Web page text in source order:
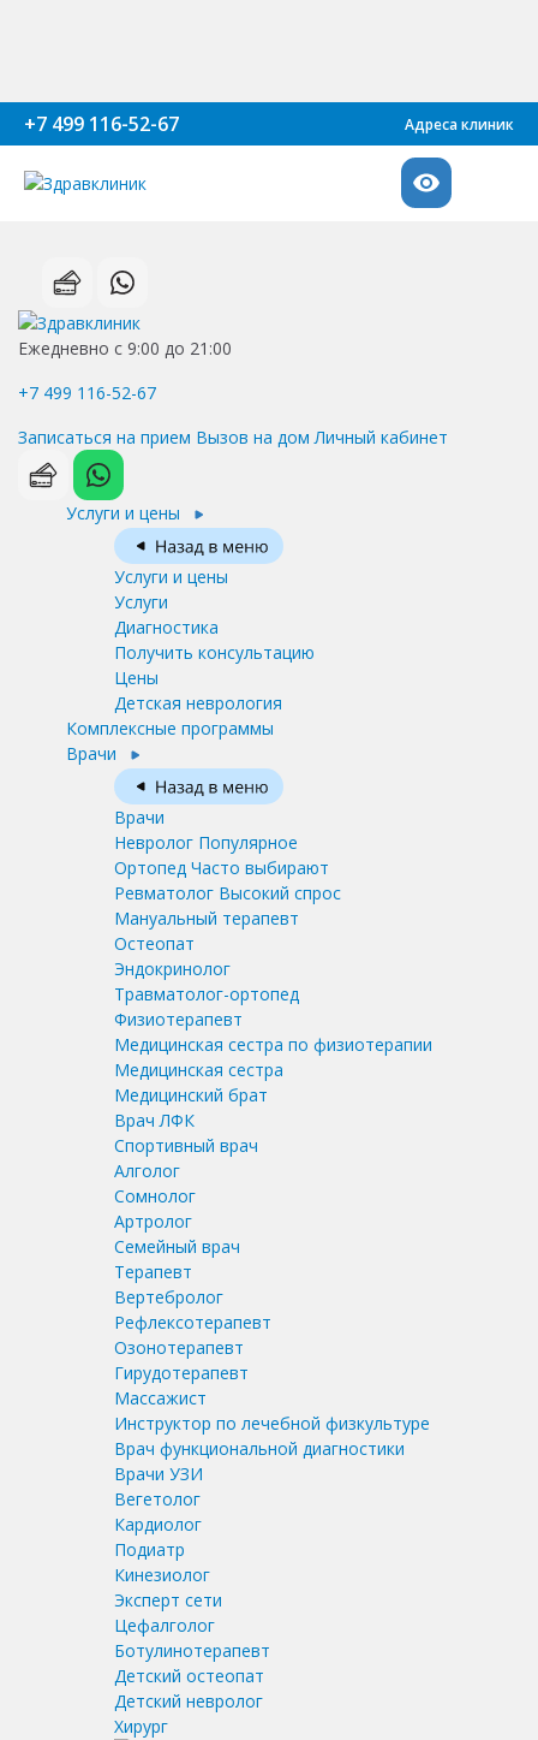
+7 499 116-52-67 Адреса клиник
Ежедневно с 9:00 до 21:00
+7 499 116-52-67
Записаться на прием Вызов на дом Личный кабинет
Услуги и цены
Услуги и цены
Услуги
Диагностика
Получить консультацию
Цены
Детская неврология
Комплексные программы
Врачи
Врачи
Невролог Популярное
Ортопед Часто выбирают
Ревматолог Высокий спрос
Мануальный терапевт
Остеопат
Эндокринолог
Травматолог-ортопед
Физиотерапевт
Медицинская сестра по физиотерапии
Медицинская сестра
Медицинский брат
Врач ЛФК
Спортивный врач
Алголог
Сомнолог
Артролог
Семейный врач
Терапевт
Вертебролог
Рефлексотерапевт
Озонотерапевт
Гирудотерапевт
Массажист
Инструктор по лечебной физкультуре
Врач функциональной диагностики
Врачи УЗИ
Вегетолог
Кардиолог
Подиатр
Кинезиолог
Эксперт сети
Цефалголог
Ботулинотерапевт
Детский остеопат
Детский невролог
Хирург